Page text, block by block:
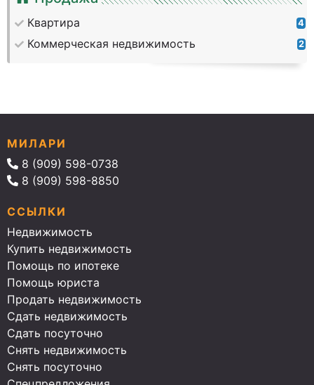
Квартира 4
Коммерческая недвижимость 2
МИЛАРИ
8 (909) 598-0738
8 (909) 598-8850
ССЫЛКИ
Недвижимость
Купить недвижимость
Помощь по ипотеке
Помощь юриста
Продать недвижимость
Сдать недвижимость
Сдать посуточно
Снять недвижимость
Снять посуточно